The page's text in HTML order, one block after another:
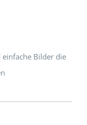
Bilder die